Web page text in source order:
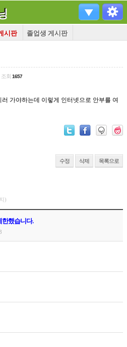
시판 졸업생 게시판
조회 1657
가야하는데 이렇게 인터넷으로 안부를 여
수정 삭제 목록으로
)
한했습니다.